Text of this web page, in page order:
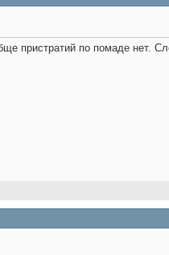
пристратий по помаде нет.